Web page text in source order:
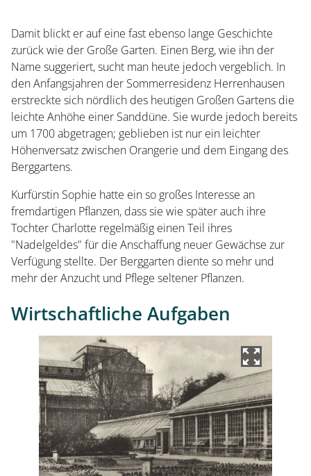
Besuch planen
Herrenhausen erleben
Kleines Fest im Großen Garten
Museum Schloss Herrenhausen
Service und Aktuelles
Veranstaltungen
Damit blickt er auf eine fast ebenso lange Geschichte
zurück wie der Große Garten. Einen Berg, wie ihn der
Name suggeriert, sucht man heute jedoch vergeblich. In
den Anfangsjahren der Sommerresidenz Herrenhausen
erstreckte sich nördlich des heutigen Großen Gartens die
leichte Anhöhe einer Sanddüne. Sie wurde jedoch bereits
um 1700 abgetragen; geblieben ist nur ein leichter
Höhenversatz zwischen Orangerie und dem Eingang des
Berggartens.
Kurfürstin Sophie hatte ein so großes Interesse an
fremdartigen Pflanzen, dass sie wie später auch ihre
Tochter Charlotte regelmäßig einen Teil ihres
"Nadelgeldes" für die Anschaffung neuer Gewächse zur
Verfügung stellte. Der Berggarten diente so mehr und
mehr der Anzucht und Pflege seltener Pflanzen.
Wirtschaftliche Aufgaben